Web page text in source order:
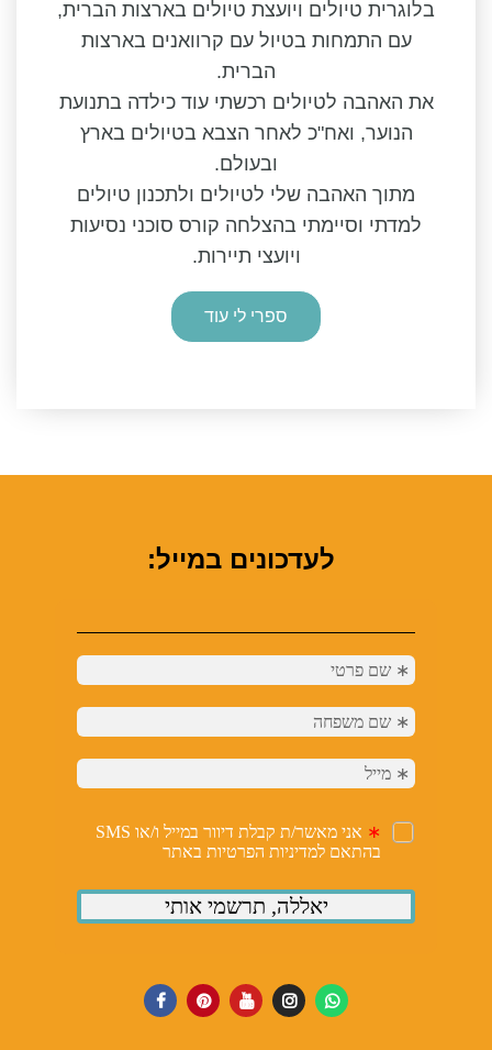
בלוגרית טיולים ויועצת טיולים בארצות הברית,
עם התמחות בטיול עם קרוואנים בארצות
הברית.
את האהבה לטיולים רכשתי עוד כילדה בתנועת
הנוער, ואח"כ לאחר הצבא בטיולים בארץ
ובעולם.
מתוך האהבה שלי לטיולים ולתכנון טיולים
למדתי וסיימתי בהצלחה קורס סוכני נסיעות
ויועצי תיירות.
ספרי לי עוד
לעדכונים במייל: